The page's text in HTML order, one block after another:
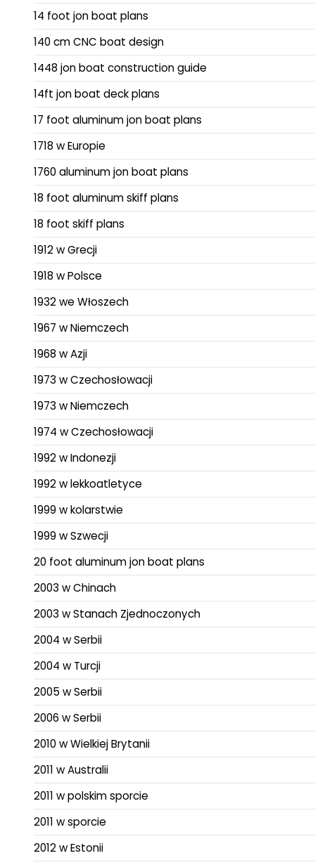
14 foot jon boat plans
140 cm CNC boat design
1448 jon boat construction guide
14ft jon boat deck plans
17 foot aluminum jon boat plans
1718 w Europie
1760 aluminum jon boat plans
18 foot aluminum skiff plans
18 foot skiff plans
1912 w Grecji
1918 w Polsce
1932 we Włoszech
1967 w Niemczech
1968 w Azji
1973 w Czechosłowacji
1973 w Niemczech
1974 w Czechosłowacji
1992 w Indonezji
1992 w lekkoatletyce
1999 w kolarstwie
1999 w Szwecji
20 foot aluminum jon boat plans
2003 w Chinach
2003 w Stanach Zjednoczonych
2004 w Serbii
2004 w Turcji
2005 w Serbii
2006 w Serbii
2010 w Wielkiej Brytanii
2011 w Australii
2011 w polskim sporcie
2011 w sporcie
2012 w Estonii